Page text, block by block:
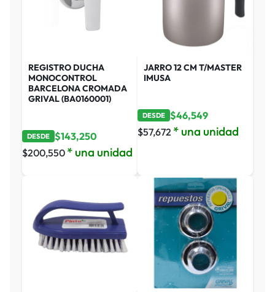
REGISTRO DUCHA
MONOCONTROL
BARCELONA CROMADA
GRIVAL (BA0160001)
DESDE $143,250
$200,550 * una unidad
JARRO 12 CM T/MASTER
IMUSA
DESDE $46,549
$57,672 * una unidad